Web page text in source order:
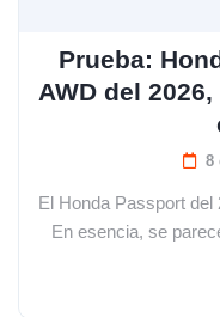
Prueba:
AWD del
8
El Honda Passport del
En esencia, se